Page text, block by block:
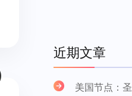
近期文章
美国节点：